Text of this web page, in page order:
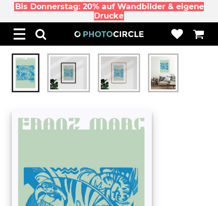
Bis Donnerstag: 20% auf Wandbilder & eigene
Drucke